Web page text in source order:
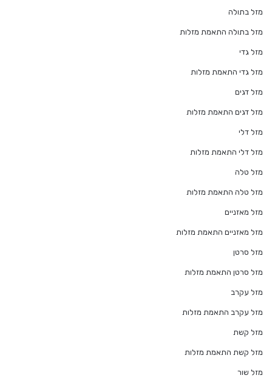
מזל בתולה
מזל בתולה התאמת מזלות
מזל גדי
מזל גדי התאמת מזלות
מזל דגים
מזל דגים התאמת מזלות
מזל דלי
מזל דלי התאמת מזלות
מזל טלה
מזל טלה התאמת מזלות
מזל מאזניים
מזל מאזניים התאמת מזלות
מזל סרטן
מזל סרטן התאמת מזלות
מזל עקרב
מזל עקרב התאמת מזלות
מזל קשת
מזל קשת התאמת מזלות
מזל שור